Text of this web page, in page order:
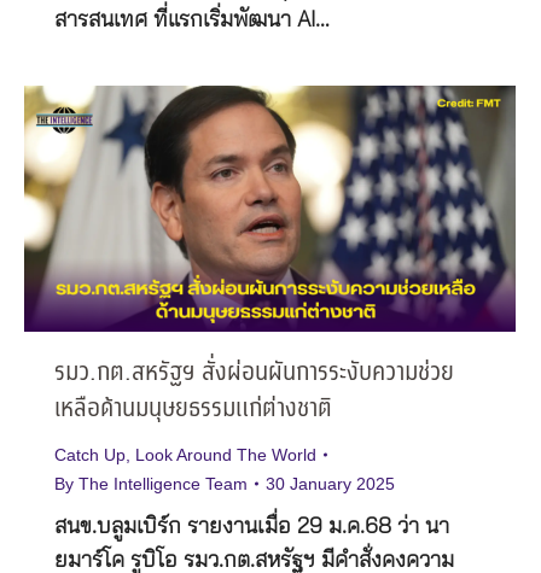
สารสนเทศ ที่แรกเริ่มพัฒนา AI…
รมว.กต.สหรัฐฯ สั่งผ่อนผันการระงับความช่วย
เหลือด้านมนุษยธรรมแก่ต่างชาติ
Catch Up Look Around The World
By The Intelligence Team 30 January 2025
สนข.บลูมเบิร์ก รายงานเมื่อ 29 ม.ค.68 ว่า นา
ยมาร์โค รูบิโอ รมว.กต.สหรัฐฯ มีคำสั่งคงความ